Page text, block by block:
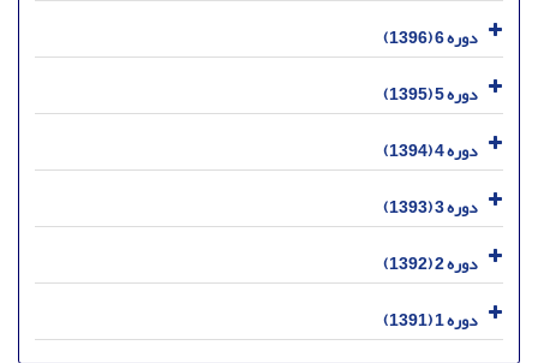
دوره 6 (1396)
دوره 5 (1395)
دوره 4 (1394)
دوره 3 (1393)
دوره 2 (1392)
دوره 1 (1391)